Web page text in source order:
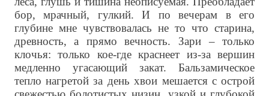
бор, мрачный, гулкий. И по вечерам в его
глубине мне чувствовалась не то что старина,
древность, а прямо вечность. Зари – только
клочья: только кое-где краснеет из-за вершин
медленно угасающий закат. Бальзамическое
тепло нагретой за день хвои мешается с острой